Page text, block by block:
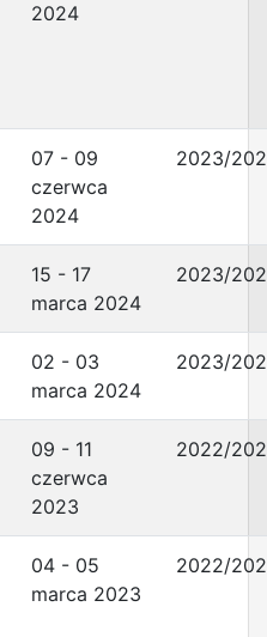
2024
07 - 09
czerwca
2024
2023/
15 - 17
marca 2024
2023/
02 - 03
marca 2024
2023/
09 - 11
czerwca
2023
2022/
04 - 05
marca 2023
2022/